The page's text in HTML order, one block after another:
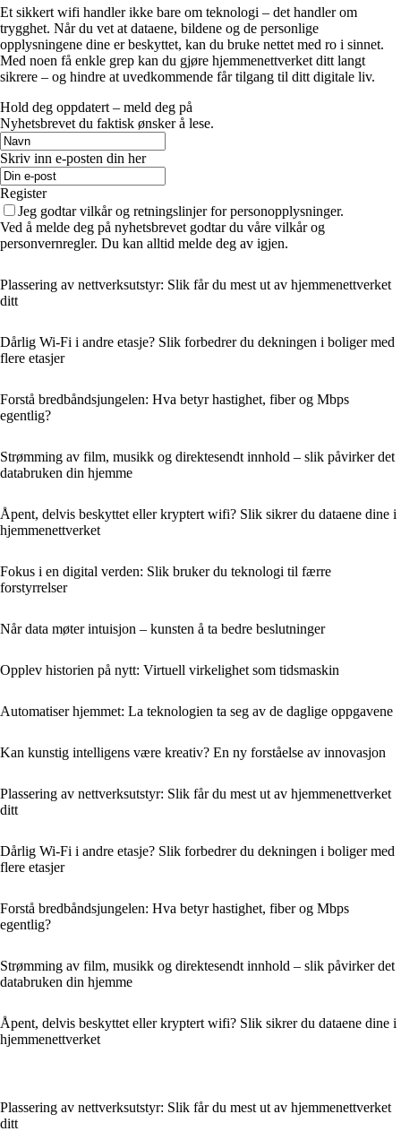
Et sikkert wifi handler ikke bare om teknologi – det handler om
trygghet. Når du vet at dataene, bildene og de personlige
opplysningene dine er beskyttet, kan du bruke nettet med ro i sinnet.
Med noen få enkle grep kan du gjøre hjemmenettverket ditt langt
sikrere – og hindre at uvedkommende får tilgang til ditt digitale liv.
Hold deg oppdatert – meld deg på
Nyhetsbrevet du faktisk ønsker å lese.
Skriv inn e-posten din her
Register
Jeg godtar vilkår og retningslinjer for personopplysninger.
Ved å melde deg på nyhetsbrevet godtar du våre vilkår og
personvernregler. Du kan alltid melde deg av igjen.
Plassering av nettverksutstyr: Slik får du mest ut av hjemmenettverket
ditt
Dårlig Wi‑Fi i andre etasje? Slik forbedrer du dekningen i boliger med
flere etasjer
Forstå bredbåndsjungelen: Hva betyr hastighet, fiber og Mbps
egentlig?
Strømming av film, musikk og direktesendt innhold – slik påvirker det
databruken din hjemme
Åpent, delvis beskyttet eller kryptert wifi? Slik sikrer du dataene dine i
hjemmenettverket
Fokus i en digital verden: Slik bruker du teknologi til færre
forstyrrelser
Når data møter intuisjon – kunsten å ta bedre beslutninger
Opplev historien på nytt: Virtuell virkelighet som tidsmaskin
Automatiser hjemmet: La teknologien ta seg av de daglige oppgavene
Kan kunstig intelligens være kreativ? En ny forståelse av innovasjon
Plassering av nettverksutstyr: Slik får du mest ut av hjemmenettverket
ditt
Dårlig Wi‑Fi i andre etasje? Slik forbedrer du dekningen i boliger med
flere etasjer
Forstå bredbåndsjungelen: Hva betyr hastighet, fiber og Mbps
egentlig?
Strømming av film, musikk og direktesendt innhold – slik påvirker det
databruken din hjemme
Åpent, delvis beskyttet eller kryptert wifi? Slik sikrer du dataene dine i
hjemmenettverket
Plassering av nettverksutstyr: Slik får du mest ut av hjemmenettverket
ditt